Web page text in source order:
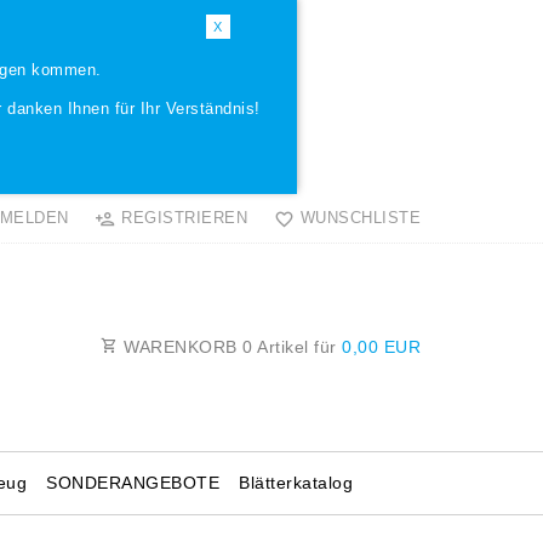
X
kommen.
Ihnen für Ihr Verständnis!
REGISTRIEREN WUNSCHLISTE
WARENKORB 0 Artikel für 0,00 EUR
Blätterkatalog
SONDERANGEBOTE